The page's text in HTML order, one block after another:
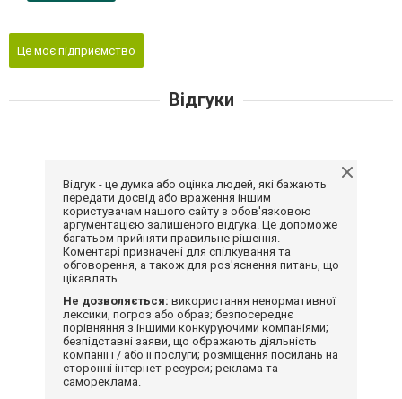
Це моє підприємство
Відгуки
Відгук - це думка або оцінка людей, які бажають
передати досвід або враження іншим
користувачам нашого сайту з обов'язковою
аргументацією залишеного відгука. Це допоможе
багатьом прийняти правильне рішення.
Коментарі призначені для спілкування та
обговорення, а також для роз'яснення питань, що
цікавлять.
Не дозволяється: використання ненормативної
лексики, погроз або образ; безпосереднє
порівняння з іншими конкуруючими компаніями;
безпідставні заяви, що ображають діяльність
компанії і / або її послуги; розміщення посилань на
сторонні інтернет-ресурси; реклама та
самореклама.